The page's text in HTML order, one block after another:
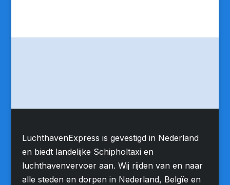
LuchthavenExpress is gevestigd in Nederland
en biedt landelijke Schipholtaxi en
luchthavenvervoer aan. Wij rijden van en naar
alle steden en dorpen in Nederland, Belgïe en